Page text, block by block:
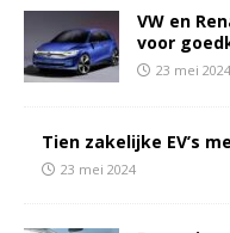
VW en
voor
23 mei 2024
Tien zakelijke EV’s
23 mei 2024